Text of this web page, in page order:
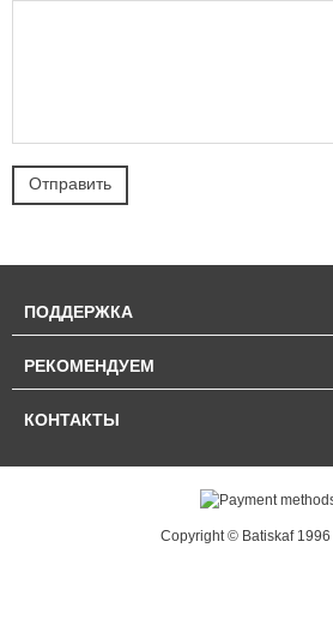
ПОДДЕРЖКА
РЕКОМЕНДУЕМ
КОНТАКТЫ
Copyright © Batiskaf 1996